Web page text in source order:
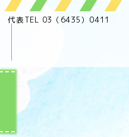
代表TEL 03（6435）0411